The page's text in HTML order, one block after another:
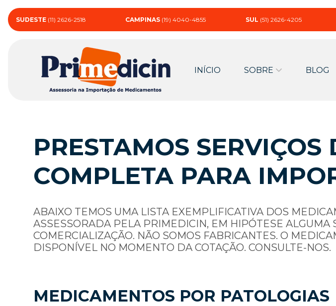
SUDESTE (11) 2626-2518 CAMPINAS (19) 4040-4855 SUL (51) 2626-4205
INÍCIO SOBRE BLOG
PRESTAMOS SERVIÇOS
COMPLETA PARA
ABAIXO TEMOS UMA LISTA EXEMPLIFICATIVA DOS
ASSESSORADA PELA PRIMEDICIN, EM HIPÓTESE ALGUMA
COMERCIALIZAÇÃO. NÃO SOMOS FABRICANTES. O
DISPONÍVEL NO MOMENTO DA COTAÇÃO. CONSULTE-NOS.
MEDICAMENTOS POR PATOLOGIAS